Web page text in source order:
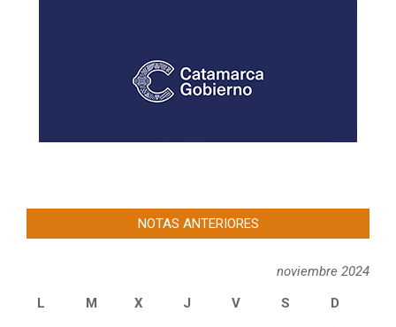
NOTAS ANTERIORES
noviembre 2024
L
M X J V S D